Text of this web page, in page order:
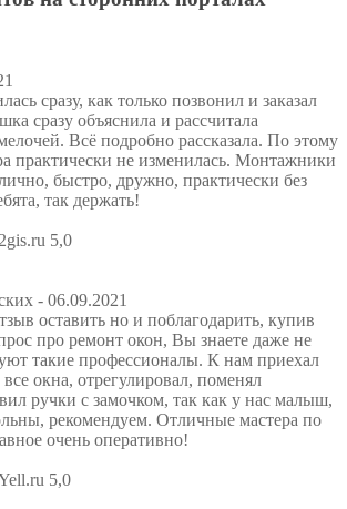
сразу, как только позвонил и заказал
сразу объяснила и рассчитала
Всё подробно рассказала. По этому
практически не изменилась. Монтажники
быстро, дружно, практически без
так держать!
5,0
- 06.09.2021
оставить но и поблагодарить, купив
про ремонт окон, Вы знаете даже не
такие профессионалы. К нам приехал
окна, отрегулировал, поменял
ручки с замочком, так как у нас малыш,
рекомендуем. Отличные мастера по
очень оперативно!
5,0